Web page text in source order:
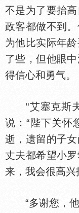
不是为了要抬
政客都做不到
为他比实际年
了些，但他眼
得信心和勇气。
“艾塞克斯夫
说：“陛下关怀
逝，遗留的子
丈夫都希望小
来，我会很高兴
“多谢您，他